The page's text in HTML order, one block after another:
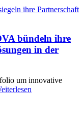
bündeln ihre
in der
um innovative